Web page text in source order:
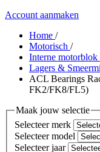
Account aanmaken
Home /
Motorisch /
Interne motorblok
Lagers &
ACL Bearings
FK2/FK8/FL5)
Maak jouw selectie
Selecteer merk
Selecteer model
Selecteer jaar